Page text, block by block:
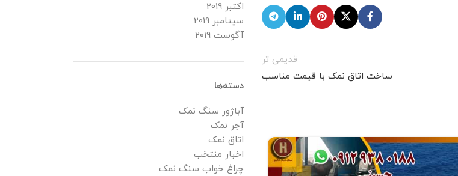
قدیمی تر
ساخت اتاق نمک با قیمت مناسب
18
تیر
اکتبر 2019
سپتامبر 2019
آگوست 2019
دسته‌ها
آباژور سنگ نمک
آجر نمک
اتاق نمک
اخبار منتخب
چراغ خواب سنگ نمک